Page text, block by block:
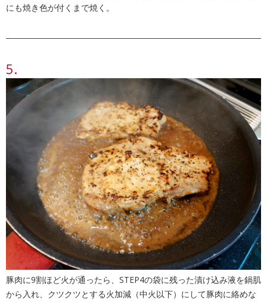
にも焼き色が付くまで焼く。
豚肉に9割ほど火が通ったら、STEP4の袋に残った漬け込み液を鍋肌
から入れ、クツクツとする火加減（中火以下）にして豚肉に絡めな